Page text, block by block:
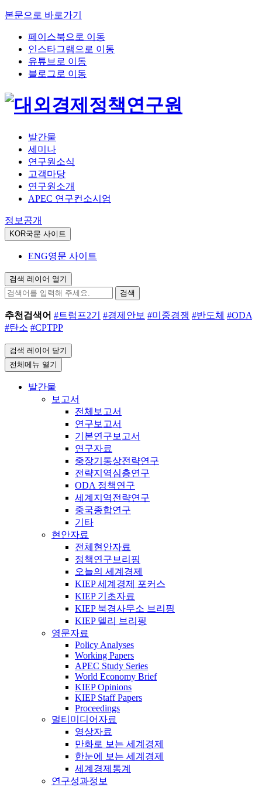
본문으로 바로가기
페이스북으로 이동
인스타그램으로 이동
유튜브로 이동
블로그로 이동
발간물
세미나
연구원소식
고객마당
연구원소개
APEC 연구컨소시엄
정보공개
KOR국문 사이트
ENG영문 사이트
검색 레이어 열기
검색
추천검색어 #트럼프2기 #경제안보 #미중경쟁 #반도체 #ODA
#탄소 #CPTPP
검색 레이어 닫기
전체메뉴 열기
발간물
보고서
전체보고서
연구보고서
기본연구보고서
연구자료
중장기통상전략연구
전략지역심층연구
ODA 정책연구
세계지역전략연구
중국종합연구
기타
현안자료
전체현안자료
정책연구브리핑
오늘의 세계경제
KIEP 세계경제 포커스
KIEP 기초자료
KIEP 북경사무소 브리핑
KIEP 델리 브리핑
영문자료
Policy Analyses
Working Papers
APEC Study Series
World Economy Brief
KIEP Opinions
KIEP Staff Papers
Proceedings
멀티미디어자료
영상자료
만화로 보는 세계경제
한눈에 보는 세계경제
세계경제통계
연구성과정보